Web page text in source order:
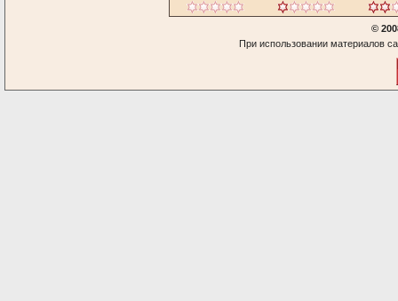
©
При использовании материалов